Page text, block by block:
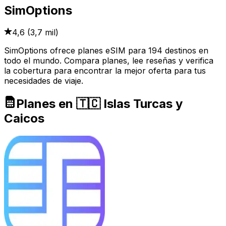
SimOptions
4,6 (3,7 mil)
SimOptions ofrece planes eSIM para 194 destinos en
todo el mundo. Compara planes, lee reseñas y verifica
la cobertura para encontrar la mejor oferta para tus
necesidades de viaje.
Planes en 🇹🇨 Islas Turcas y
Caicos